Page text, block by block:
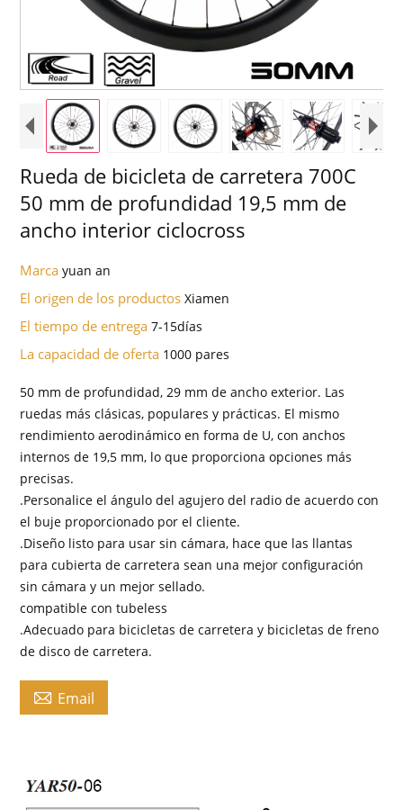
Rueda de bicicleta de carretera 700C
50 mm de profundidad 19,5 mm de
ancho interior ciclocross
Marcayuan an
El origen de los productosXiamen
El tiempo de entrega7-15días
La capacidad de oferta 1000 pares
50 mm de profundidad, 29 mm de ancho exterior. Las
ruedas más clásicas, populares y prácticas. El mismo
rendimiento aerodinámico en forma de U, con anchos
internos de 19,5 mm, lo que proporciona opciones más
precisas.
.Personalice el ángulo del agujero del radio de acuerdo con
el buje proporcionado por el cliente.
.Diseño listo para usar sin cámara, hace que las llantas
para cubierta de carretera sean una mejor configuración
sin cámara y un mejor sellado.
compatible con tubeless
.Adecuado para bicicletas de carretera y bicicletas de freno
de disco de carretera.
 Email